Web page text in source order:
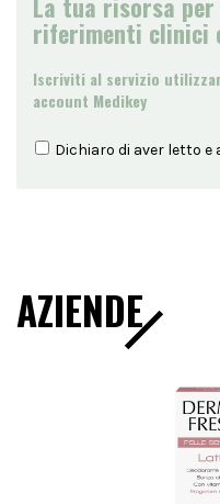
riferimenti clinici
Iscriviti al servizio
account Medikey
Dichiaro di aver letto e
AZIENDE